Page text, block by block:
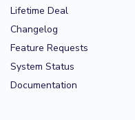
Lifetime Deal
Changelog
Feature Requests
System Status
Documentation